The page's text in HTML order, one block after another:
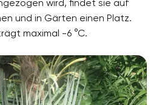
wird, findet sie auf
und in Gärten einen Platz.
maximal -6 °C.